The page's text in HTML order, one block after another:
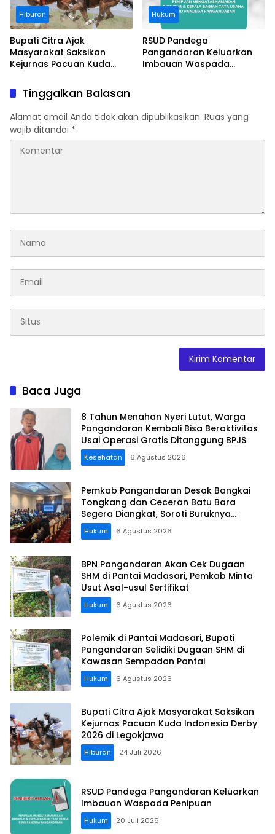
Hiburan
Bupati Citra Ajak
Masyarakat Saksikan
Kejurnas Pacuan Kuda
Legokjawa
Hukum
RSUD Pandega
Pangandaran Keluarkan
Imbauan Waspada
Tinggalkan Balasan
Alamat email Anda tidak akan dipublikasikan. Ruas yang
wajib ditandai *
Baca Juga
8 Tahun Menahan Nyeri Lutut, Warga
Pangandaran Kembali Bisa Beraktivitas
Usai Operasi Gratis Ditanggung BPJS
Kesehatan 6 Agustus 2026
Pemkab Pangandaran Desak Bangkai
Tongkang dan Ceceran Batu Bara
Segera Diangkat, Soroti Buruknya
Koordinasi Perusahaan
Hukum 6 Agustus 2026
BPN Pangandaran Akan Cek Dugaan
SHM di Pantai Madasari, Pemkab Minta
Usut Asal-usul Sertifikat
Hukum 6 Agustus 2026
Polemik di Pantai Madasari, Bupati
Pangandaran Selidiki Dugaan SHM di
Kawasan Sempadan Pantai
Hukum 6 Agustus 2026
Bupati Citra Ajak Masyarakat Saksikan
Kejurnas Pacuan Kuda Indonesia Derby
2026 di Legokjawa
Hiburan 24 Juli 2026
RSUD Pandega Pangandaran Keluarkan
Imbauan Waspada Penipuan
Hukum 20 Juli 2026